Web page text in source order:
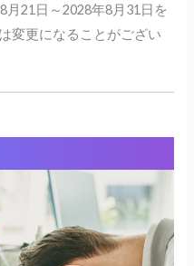
月21日～2028年8月31日 を
変更になることがござい